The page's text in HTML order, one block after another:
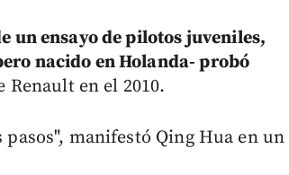
un ensayo de pilotos juveniles,
nacido en Holanda- probó
en el 2010.
manifestó Qing Hua en un